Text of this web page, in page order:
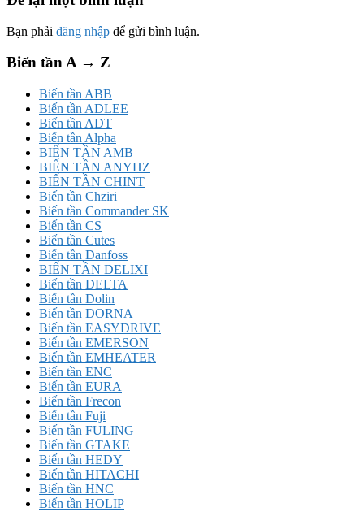
Bạn phải đăng nhập để gửi bình luận.
Biến tần A → Z
Biến tần ABB
Biến tần ADLEE
Biến tần ADT
Biến tần Alpha
BIẾN TẦN AMB
BIẾN TẦN ANYHZ
BIẾN TẦN CHINT
Biến tần Chziri
Biến tần Commander SK
Biến tần CS
Biến tần Cutes
Biến tần Danfoss
BIẾN TẦN DELIXI
Biến tần DELTA
Biến tần Dolin
Biến tần DORNA
Biến tần EASYDRIVE
Biến tần EMERSON
Biến tần EMHEATER
Biến tần ENC
Biến tần EURA
Biến tần Frecon
Biến tần Fuji
Biến tần FULING
Biến tần GTAKE
Biến tần HEDY
Biến tần HITACHI
Biến tần HNC
Biến tần HOLIP